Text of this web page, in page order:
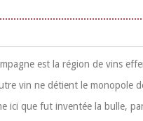
est la région de vins
vin ne détient le monopole
ici que fut inventée la bulle,